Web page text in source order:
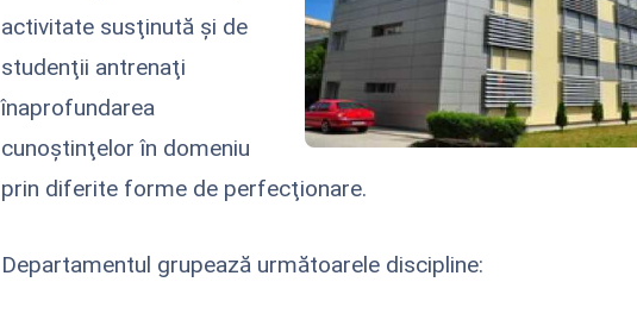
activitate susţinută şi de
studenţii antrenaţi
înaprofundarea
cunoştinţelor în domeniu
prin diferite forme de perfecţionare.
Departamentul grupează următoarele discipline: